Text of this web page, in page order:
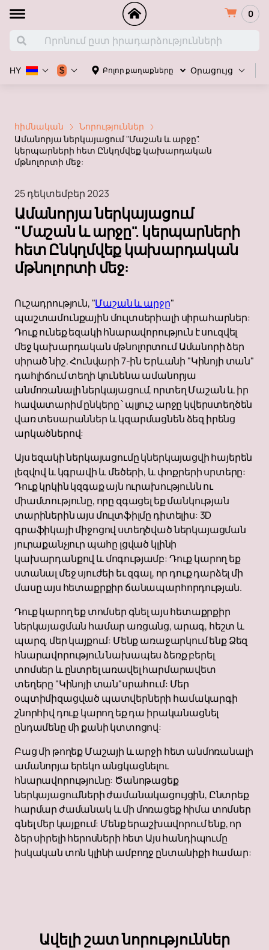
0
Բոլոր քաղաքները Օրացույց
HY $
հիմնական
Նորություններ
Ամանորյա ներկայացում "Մաշան և արջը".
կերպարների հետ Ընկղմվեք կախարդական
մթնոլորտի մեջ:
25 դեկտեմբեր 2023
Ամանորյա ներկայացում
"Մաշան և արջը". կերպարների
հետ Ընկղմվեք կախարդական
մթնոլորտի մեջ:
Ուշադրություն, "Մաշան և արջը"
պաշտամունքային մուլտսերիալի սիրահարներ:
Դուք ունեք եզակի հնարավորություն է սուզվել
մեջ կախարդական մթնոլորտում Ամանորի ձեր
սիրած նիշ. Հունվարի 7-ին Երևանի "Կինոյի տան"
դահլիճում տեղի կունենա ամանորյա
անմոռանալի ներկայացում, որտեղ Մաշան և իր
հավատարիմ ընկերը ՝ պլյուշ արջը կվերստեղծեն
վառ տեսարաններ և կզարմացնեն ձեզ իրենց
արկածներով:
Այս եզակի ներկայացումը կներկայացվի հայերեն
լեզվով և կգրավի և մեծերի, և փոքրերի սրտերը:
Դուք կրկին կզգաք այն ուրախությունն ու
միամտությունը, որը զգացել եք մանկության
տարիներին այս մուլտֆիլմը դիտելիս: 3D
գրաֆիկայի միջոցով ստեղծված ներկայացման
յուրաքանչյուր պահը լցված կլինի
կախարդանքով և մոգությամբ: Դուք կարող եք
ստանալ մեջ սյուժեի եւ զգալ, որ դուք դարձել մի
մասը այս հետաքրքիր ճանապարհորդության.
Դուք կարող եք տոմսեր գնել այս հետաքրքիր
ներկայացման համար առցանց, արագ, հեշտ և
պարզ, մեր կայքում: Մենք առաջարկում ենք Ձեզ
հնարավորություն նախապես ձեռք բերել
տոմսեր և ընտրել առավել հարմարավետ
տեղերը "Կինոյի տան"սրահում: Մեր
օպտիմիզացված պատվերների համակարգի
շնորհիվ դուք կարող եք դա իրականացնել
ընդամենը մի քանի կտտոցով:
Բաց մի թողեք Մաշայի և արջի հետ անմոռանալի
ամանորյա երեկո անցկացնելու
հնարավորությունը: Ծանոթացեք
ներկայացումների ժամանակացույցին, Ընտրեք
հարմար ժամանակ և մի մոռացեք հիմա տոմսեր
գնել մեր կայքում: Մենք երաշխավորում ենք, որ
ձեր սիրելի հերոսների հետ Այս հանդիպումը
իսկական տոն կլինի ամբողջ ընտանիքի համար:
Ավելի շատ նորություններ